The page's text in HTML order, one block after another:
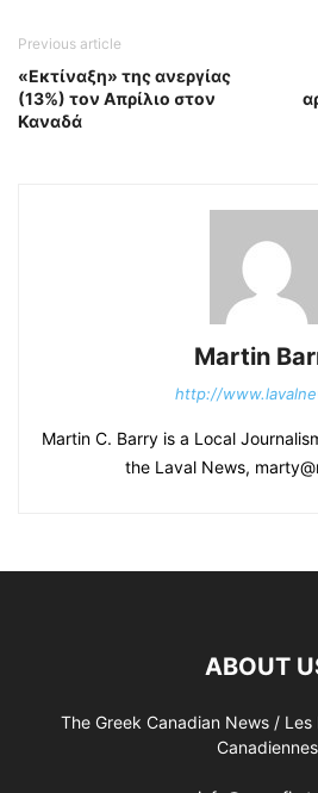
Previous article
«Εκτίναξη» της ανεργίας
(13%) τον Απρίλιο στον
Καναδά
Martin
http://
Martin C. Barry is a Local
the Laval News,
ABOUT
The Greek Canadian News /
Canadiennes